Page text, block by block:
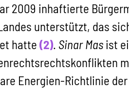
2009 inhaftierte
unterstützt, das
hatte (2). Sinar Mas ist
Energien-Richtlinie